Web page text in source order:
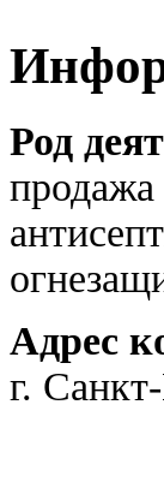
Род
продажа
Адрес
г.